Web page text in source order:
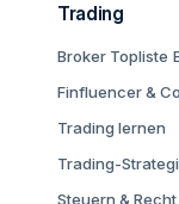
Trading
Broker Topliste
Finfluencer &
Trading lernen
Trading-
Steuern & Recht